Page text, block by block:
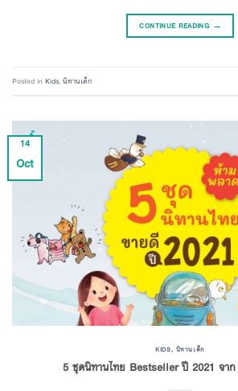
CONTINUE READING →
Posted inKids,นิทานเด็ก
14
Oct
KIDS, นิทานเด็ก
5 ชุดนิทานไทย Bestseller ปี 2021 จา